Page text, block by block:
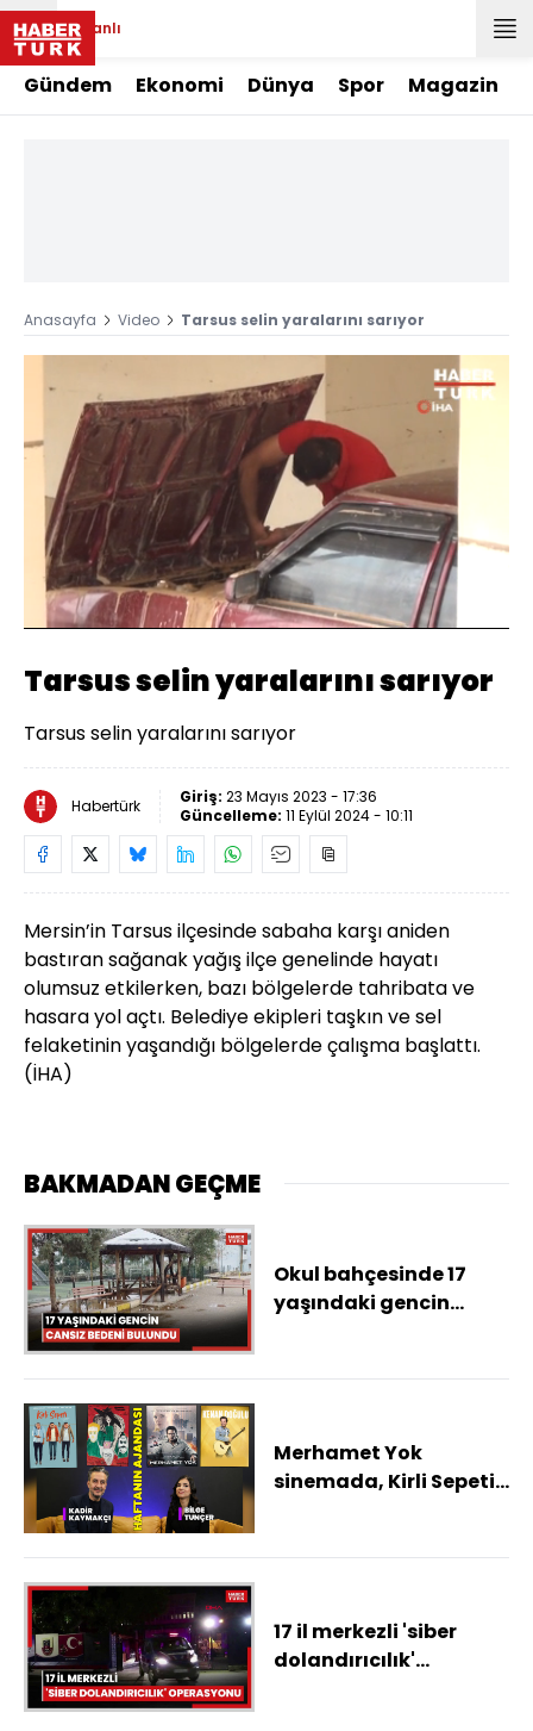
Canlı
Gündem Ekonomi Dünya Spor Magazin
Anasayfa Video Tarsus selin yaralarını sarıyor
Sesi
Aç
Yüklendi
19.68%
Oynatma
Hızı
Tarsus selin yaralarını sarıyor
Tarsus selin yaralarını sarıyor
Habertürk Giriş: 23 Mayıs 2023 - 17:36
Güncelleme: 11 Eylül 2024 - 10:11
Mersin’in Tarsusilçesinde sabaha karşı aniden
bastıran sağanak yağış ilçe genelinde hayatı
olumsuz etkilerken, bazı bölgelerde tahribata ve
hasara yol açtı. Belediye ekipleri taşkın ve sel
felaketinin yaşandığı bölgelerde çalışma başlattı.
(İHA)
BAKMADAN GEÇME
Okul bahçesinde 17
yaşındaki gencin
Merhamet Yok
sinemada, Kirli Sepeti
17 il merkezli 'siber
dolandırıcılık'